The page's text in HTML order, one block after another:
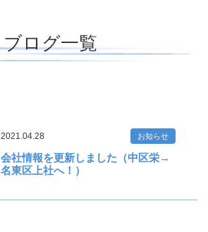
ブログ一覧
2021.04.28 お知らせ
会社情報を更新しました（中区栄→
名東区上社へ！）